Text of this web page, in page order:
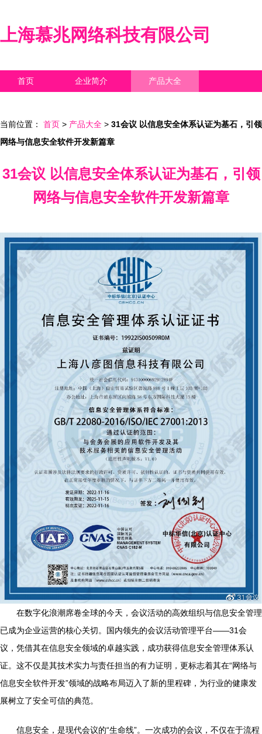
上海慕兆网络科技有限公司
首页 企业简介 产品大全
当前位置： 首页 > 产品大全 > 31会议 以信息安全体系认证为基石，引领
网络与信息安全软件开发新篇章
31会议 以信息安全体系认证为基石，引领
网络与信息安全软件开发新篇章
在数字化浪潮席卷全球的今天，会议活动的高效组织与信息安全管理
已成为企业运营的核心关切。国内领先的会议活动管理平台——31会
议，凭借其在信息安全领域的卓越实践，成功获得信息安全管理体系认
证。这不仅是其技术实力与责任担当的有力证明，更标志着其在“网络与
信息安全软件开发”领域的战略布局迈入了新的里程碑，为行业的健康发
展树立了安全可信的典范。
信息安全，是现代会议的“生命线”。一次成功的会议，不仅在于流程